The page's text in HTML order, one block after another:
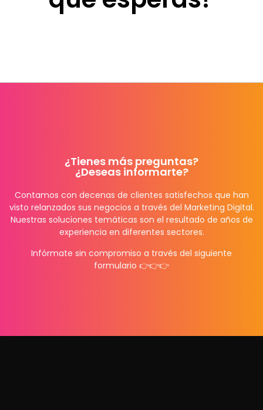
¿Tienes más preguntas?
¿Deseas informarte?
Contamos con decenas de clientes satisfechos que han
visto relanzados sus negocios a través del Marketing Digital.
Nuestras soluciones temáticas son el resultado de años de
experiencia en diferentes sectores.
Infórmate sin compromiso a través del siguiente
formulario 👉👉👉